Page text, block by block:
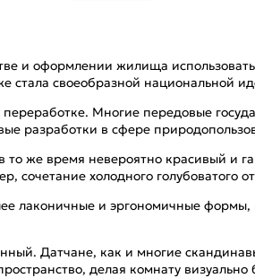
и оформлении жилища
стала своеобразной национальной
Многие передовые
разработки в сфере
то же время невероятно красивый и
холодного голубоватого
лаконичные и эргономичные
Датчане, как и многие
делая комнату визуально